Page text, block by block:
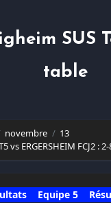
SUS
table
novembre
13
vs ERGERSHEIM FCJ2 : 2-
Equipe 5